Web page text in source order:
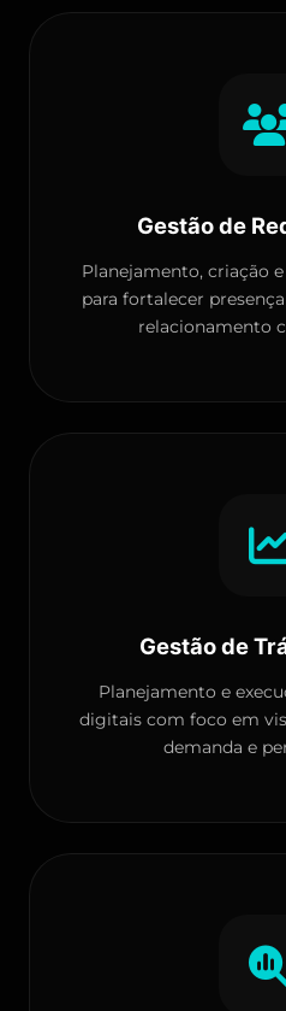
Gestão de
Planejamento, criação
para fortalecer
relacionamento
Gestão de
Planejamento e
digitais com foco em
demanda e